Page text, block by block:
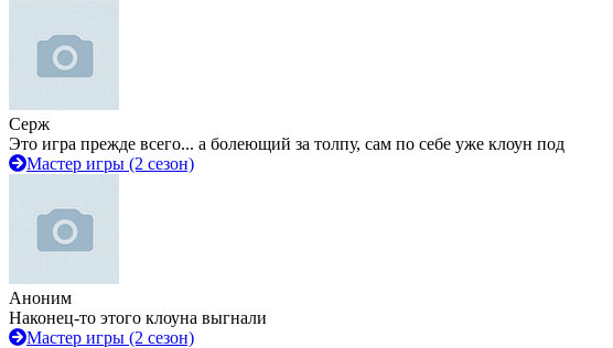
Серж
Это игра прежде всего... а болеющий за толпу, сам по себе уже клоун под
Мастер игры (2 сезон)
Аноним
Наконец-то этого клоуна выгнали
Мастер игры (2 сезон)